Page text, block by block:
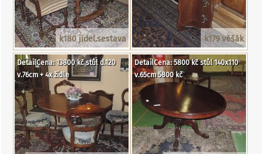
k180 jídel.sestava k179 věšák
DetailCena: 13800 kč stůl d.120
v.76cm + 4x židle
DetailCena: 5800 kč stůl 140x110
v.65cm 5800 kč